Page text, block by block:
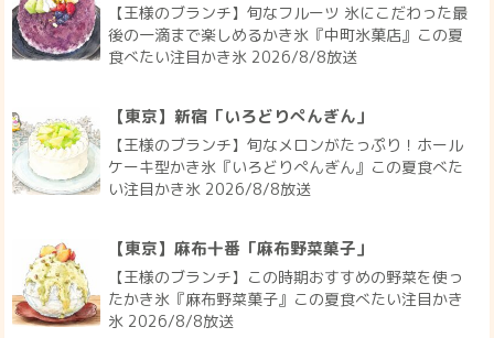
【王様のブランチ】旬なフルーツ 氷にこだわった最
後の一滴まで楽しめるかき氷『中町氷菓店』この夏
食べたい注目かき氷 2026/8/8放送
【東京】新宿「いろどりぺんぎん」
【王様のブランチ】旬なメロンがたっぷり！ホール
ケーキ型かき氷『いろどりぺんぎん』この夏食べた
い注目かき氷 2026/8/8放送
【東京】麻布十番「麻布野菜菓子」
【王様のブランチ】この時期おすすめの野菜を使っ
たかき氷『麻布野菜菓子』この夏食べたい注目かき
氷 2026/8/8放送